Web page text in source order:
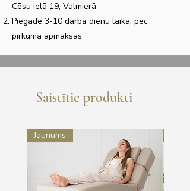
Cēsu ielā 19, Valmierā
Piegāde 3-10 darba dienu laikā, pēc
pirkuma apmaksas
Saistītie produkti
Jaunums